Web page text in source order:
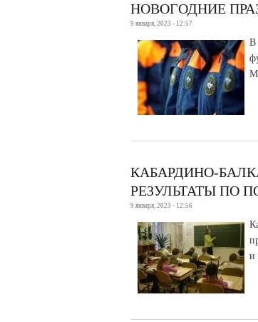
НОВОГОДНИЕ
9 января, 2023 - 12:57
В
КАБАРДИНО-
РЕЗУЛЬТАТЫ ПО
9 января, 2023 - 12:56
и